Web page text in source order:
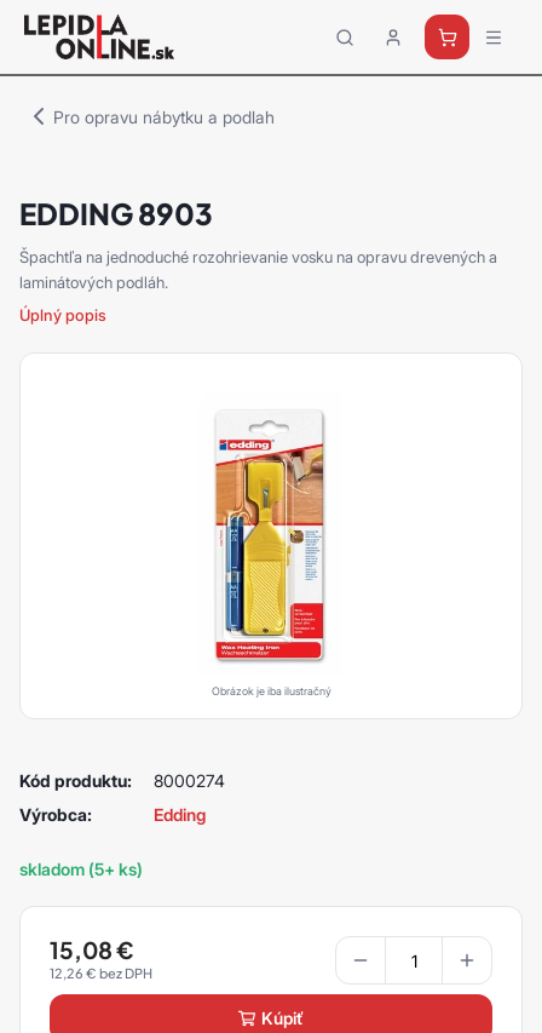
Priemyselné
lepidlá
Pro opravu nábytku a podlah
EDDING 8903
Špachtľa na jednoduché rozohrievanie vosku na opravu drevených a
laminátových podláh.
Úplný popis
Obrázok je iba ilustračný
Kód produktu:
8000274
Výrobca:
Edding
skladom (5+ ks)
15,08€
12,26 €
kúpiť